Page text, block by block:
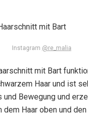
Instagram @re_malia
mit Bart
Haar und ist
und Bewegung und
Haar oben und den